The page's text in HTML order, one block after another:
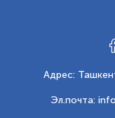
Адрес:
Эл.почта: